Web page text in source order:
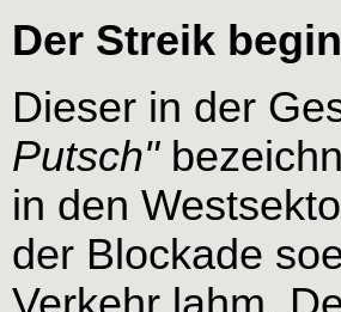
Der Streik
Dieser in der
Putsch"
in den
der Blockade